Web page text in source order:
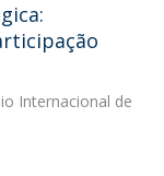
Internacional de